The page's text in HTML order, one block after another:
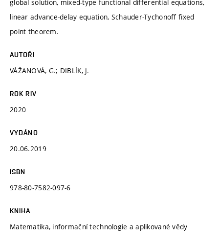
global solution, mixed-type functional differential equations,
linear advance-delay equation, Schauder-Tychonoff fixed
point theorem.
AUTOŘI
VÁŽANOVÁ, G.; DIBLÍK, J.
ROK RIV
2020
VYDÁNO
20.06.2019
ISBN
978-80-7582-097-6
KNIHA
Matematika, informační technologie a aplikované vědy